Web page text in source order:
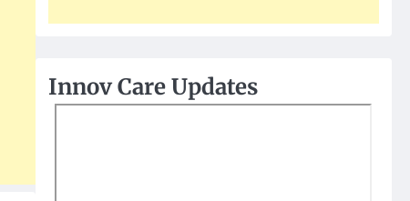
Innov Care Updates